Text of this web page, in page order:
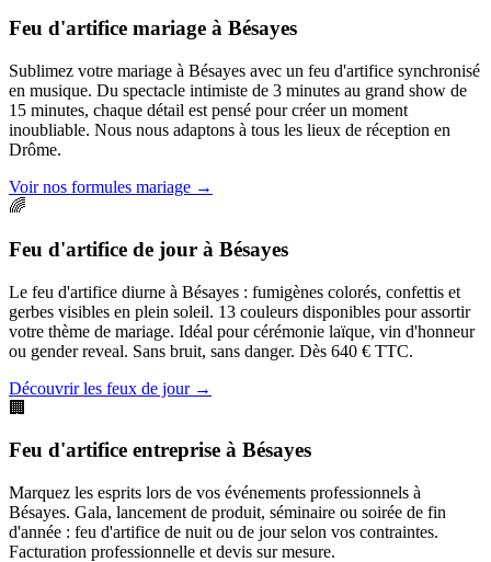
Feu d'artifice mariage à Bésayes
Sublimez votre mariage à Bésayes avec un feu d'artifice synchronisé
en musique. Du spectacle intimiste de 3 minutes au grand show de
15 minutes, chaque détail est pensé pour créer un moment
inoubliable. Nous nous adaptons à tous les lieux de réception en
Drôme.
Voir nos formules mariage →
🌈
Feu d'artifice de jour à Bésayes
Le feu d'artifice diurne à Bésayes : fumigènes colorés, confettis et
gerbes visibles en plein soleil. 13 couleurs disponibles pour assortir
votre thème de mariage. Idéal pour cérémonie laïque, vin d'honneur
ou gender reveal. Sans bruit, sans danger. Dès 640 € TTC.
Découvrir les feux de jour→
🏢
Feu d'artifice entreprise à Bésayes
Marquez les esprits lors de vos événements professionnels à
Bésayes. Gala, lancement de produit, séminaire ou soirée de fin
d'année : feu d'artifice de nuit ou de jour selon vos contraintes.
Facturation professionnelle et devis sur mesure.